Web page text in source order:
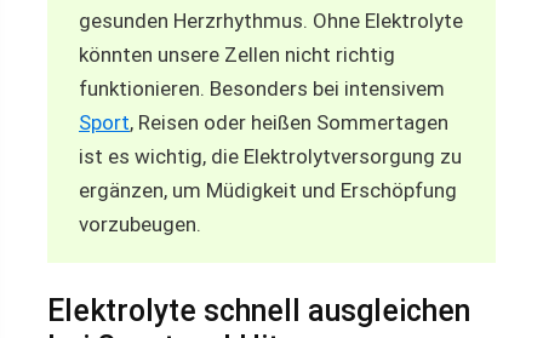
gesunden Herzrhythmus. Ohne Elektrolyte
könnten unsere Zellen nicht richtig
funktionieren. Besonders bei intensivem
Sport, Reisen oder heißen Sommertagen
ist es wichtig, die Elektrolytversorgung zu
ergänzen, um Müdigkeit und Erschöpfung
vorzubeugen.
Elektrolyte schnell ausgleichen